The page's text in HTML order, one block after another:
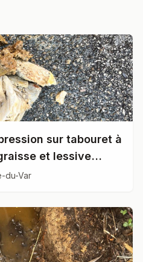
sur tabouret à
et lessive
du-Var